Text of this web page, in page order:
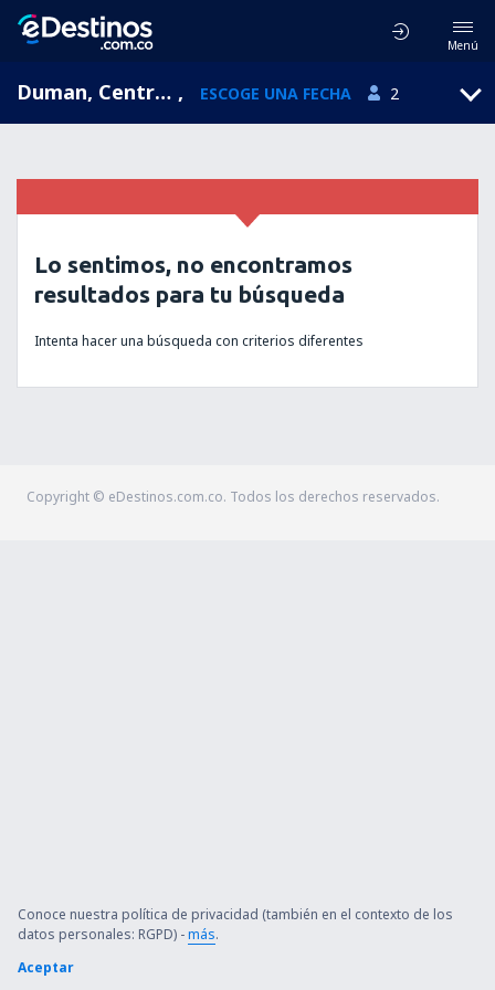
Menú
Duman, Central Development, Nepal , ESCOGE UNA FECHA 2
Lo sentimos, no encontramos
resultados para tu búsqueda
Intenta hacer una búsqueda con criterios diferentes
Copyright © eDestinos.com.co. Todos los derechos reservados.
Conoce nuestra política de privacidad (también en el contexto de los
datos personales: RGPD) -más.
Aceptar